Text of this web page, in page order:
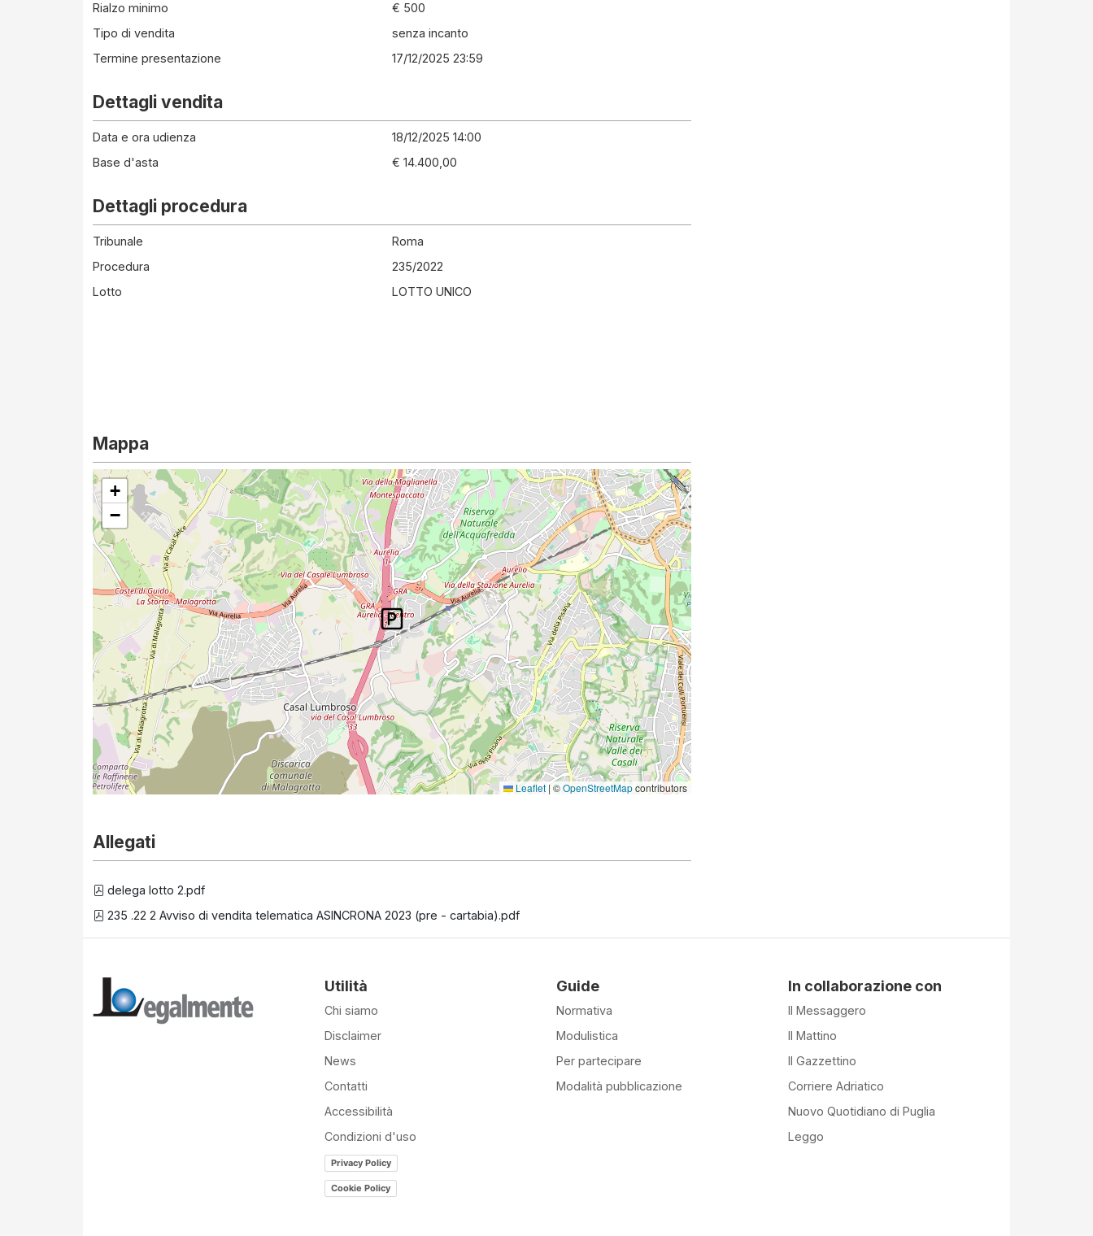
Rialzo minimo
€ 500
Tipo di vendita
senza incanto
Termine presentazione
17/12/2025 23:59
Dettagli vendita
Data e ora udienza
18/12/2025 14:00
Base d'asta
€ 14.400,00
Dettagli procedura
Tribunale
Roma
Procedura
235/2022
Lotto
LOTTO UNICO
Mappa
+
−
Leaflet | ©OpenStreetMapcontributors
Allegati
delega lotto 2.pdf
235 .22 2 Avviso di vendita telematica ASINCRONA 2023 (pre - cartabia).pdf
Utilità
Chi siamo
Disclaimer
News
Contatti
Accessibilità
Condizioni d'uso
Privacy Policy
Cookie Policy
Guide
Normativa
Modulistica
Per partecipare
Modalità pubblicazione
In collaborazione con
Il Messaggero
Il Mattino
Il Gazzettino
Corriere Adriatico
Nuovo Quotidiano di Puglia
Leggo